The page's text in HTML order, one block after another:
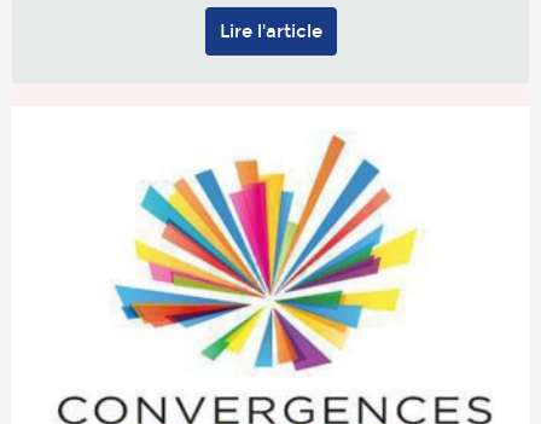
Lire l'article